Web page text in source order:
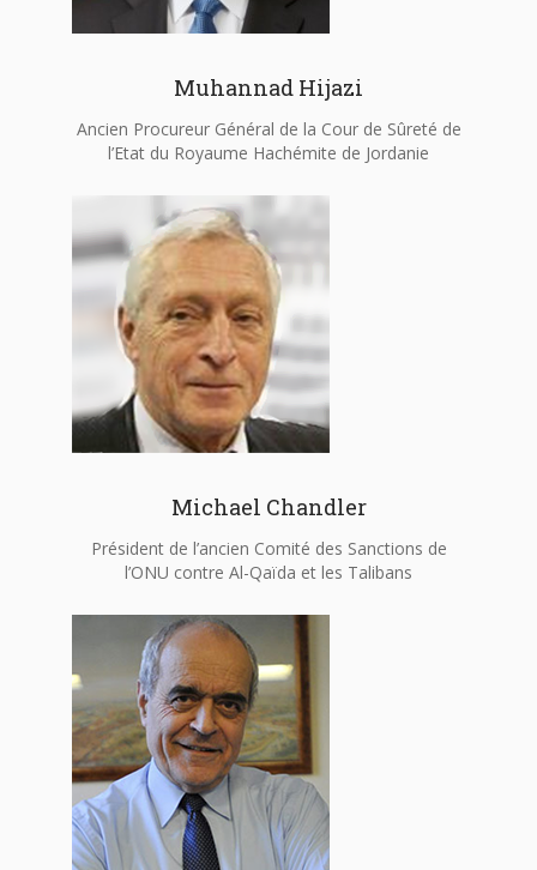
Muhannad Hijazi
Ancien Procureur Général de la Cour de Sûreté de
l’Etat du Royaume Hachémite de Jordanie
Michael Chandler
Président de l’ancien Comité des Sanctions de
l’ONU contre Al-Qaïda et les Talibans